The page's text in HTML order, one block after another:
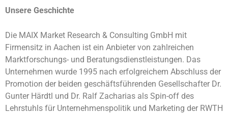
Unsere Geschichte
Die MAIX Market Research & Consulting GmbH mit
Firmensitz in Aachen ist ein Anbieter von zahlreichen
Marktforschungs- und Beratungsdienstleistungen. Das
Unternehmen wurde 1995 nach erfolgreichem Abschluss der
Promotion der beiden geschäftsführenden Gesellschafter Dr.
Gunter Härdtl und Dr. Ralf Zacharias als Spin-off des
Lehrstuhls für Unternehmenspolitik und Marketing der RWTH